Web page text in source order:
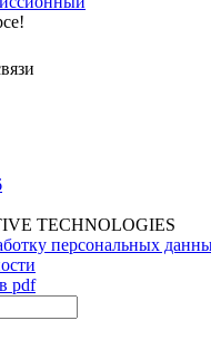
TECHNOLOGIES
персональных
pdf